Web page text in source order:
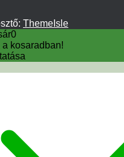
ThemeIsle
0
kosaradban!